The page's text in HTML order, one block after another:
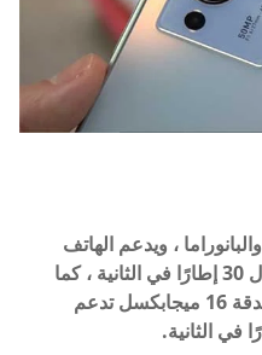
تدعم الكاميرا الخلفية تقنية HDR والبانوراما ، ويدعم الهاتف
تصوير مقاطع فيديو بدقة 2K بمعدل 30 إطارًا في الثانية ، كما
يحتوي الهاتف على كاميرا أمامية بدقة 16 ميجابكسل تدعم